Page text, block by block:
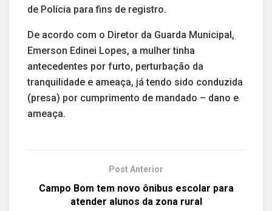
de Polícia para fins de registro.
De acordo com o Diretor da Guarda Municipal,
Emerson Edinei Lopes, a mulher tinha
antecedentes por furto, perturbação da
tranquilidade e ameaça, já tendo sido conduzida
(presa) por cumprimento de mandado – dano e
ameaça.
Post Anterior
Campo Bom tem novo ônibus escolar para
atender alunos da zona rural